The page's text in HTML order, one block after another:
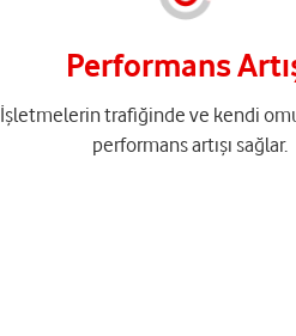
Performans
İşletmelerin trafiğinde ve kendi
performans artışı sağlar.